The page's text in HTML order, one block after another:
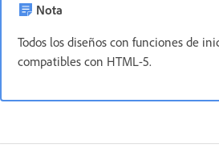
Nota
Todos los diseños con funciones de
compatibles con HTML-5.